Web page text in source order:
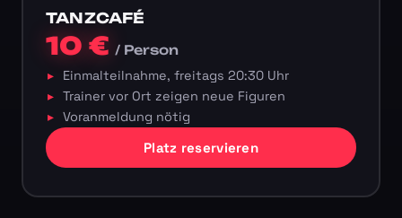
TANZCAFÉ
10 €/ Person
Einmalteilnahme, freitags 20:30 Uhr
Trainer vor Ort zeigen neue Figuren
Voranmeldung nötig
Platz reservieren